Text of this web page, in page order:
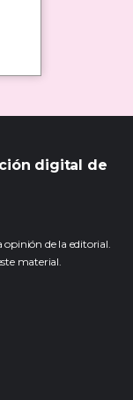
digital de
de la editorial.
material.